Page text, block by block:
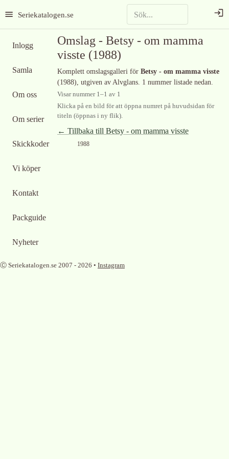
Seriekatalogen.se
Inlogg
Samla
Om oss
Om serier
Skickkoder
Vi köper
Kontakt
Packguide
Nyheter
Omslag - Betsy - om mamma
visste (1988)
Komplett omslagsgalleri för Betsy - om mamma visste
(1988), utgiven av Alvglans. 1 nummer listade nedan.
Visar nummer 1–1 av 1
Klicka på en bild för att öppna numret på huvudsidan för
titeln (öppnas i ny flik).
← Tillbaka till Betsy - om mamma visste
1988
Ⓒ Seriekatalogen.se 2007 - 2026 • Instagram